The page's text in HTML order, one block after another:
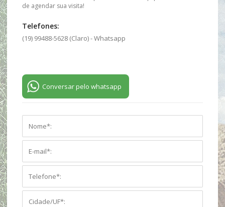
de agendar sua visita!
Telefones:
(19) 99488-5628 (Claro) - Whatsapp
Conversar pelo whatsapp